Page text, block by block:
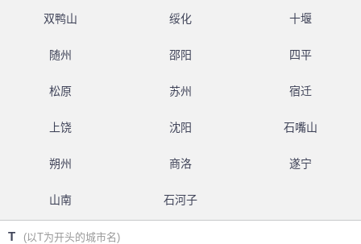
双鸭山 绥化 十堰
随州 邵阳 四平
松原 苏州 宿迁
上饶 沈阳 石嘴山
朔州 商洛 遂宁
山南 石河子
T (以T为开头的城市名)